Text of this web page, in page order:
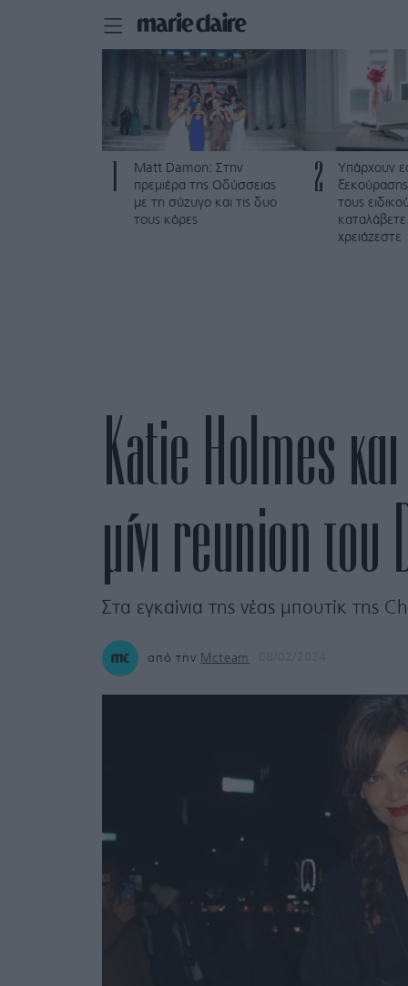
Matt Damon: Στην
πρεμιέρα της Οδύσσειας
με τη σύζυγο και τις δυο
τους κόρες
2
Υπάρχουν
τους
καταλάβετε
χρειάζεστε
Katie Holmes
μίνι reunion
Στα εγκαίνια της νέας μπουτίκ της
από την Mcteam